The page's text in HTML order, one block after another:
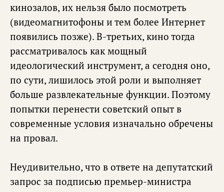
кинозалов, их нельзя было посмотреть
(видеомагнитофоны и тем более Интернет
появились позже). В-третьих, кино тогда
рассматривалось как мощный
идеологический инструмент, а сегодня оно,
по сути, лишилось этой роли и выполняет
больше развлекательные функции. Поэтому
попытки перенести советский опыт в
современные условия изначально обречены
на провал.
Неудивительно, что в ответе на депутатский
запрос за подписью премьер-министра